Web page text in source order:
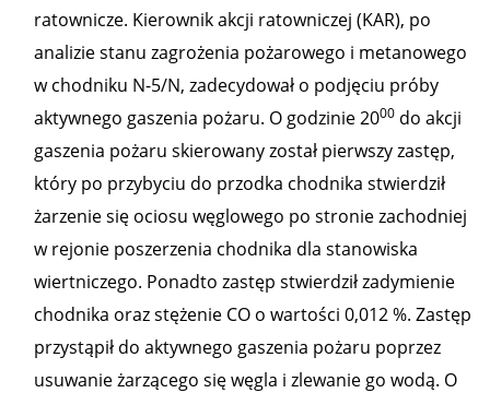
ratownicze. Kierownik akcji ratowniczej (KAR), po
analizie stanu zagrożenia pożarowego i metanowego
w chodniku N-5/N, zadecydował o podjęciu próby
aktywnego gaszenia pożaru. O godzinie 2000 do akcji
gaszenia pożaru skierowany został pierwszy zastęp,
który po przybyciu do przodka chodnika stwierdził
żarzenie się ociosu węglowego po stronie zachodniej
w rejonie poszerzenia chodnika dla stanowiska
wiertniczego. Ponadto zastęp stwierdził zadymienie
chodnika oraz stężenie CO o wartości 0,012 %. Zastęp
przystąpił do aktywnego gaszenia pożaru poprzez
usuwanie żarzącego się węgla i zlewanie go wodą. O